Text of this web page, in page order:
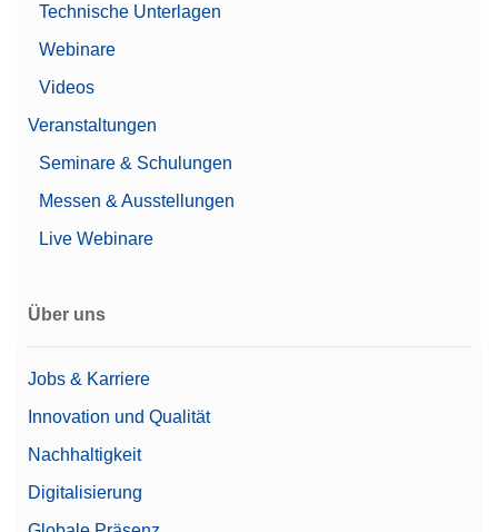
Technische Unterlagen
Webinare
Videos
Veranstaltungen
Seminare & Schulungen
Messen & Ausstellungen
Live Webinare
Über uns
Jobs & Karriere
Innovation und Qualität
Nachhaltigkeit
Digitalisierung